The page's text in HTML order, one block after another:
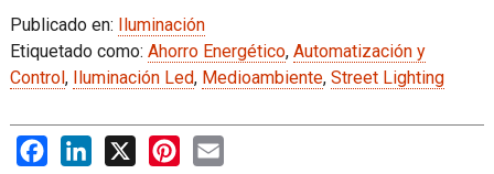
Publicado en: Iluminación
Etiquetado como: Ahorro Energético, Automatización y
Control, Iluminación Led, Medioambiente, Street Lighting
FacebookLinkedIn
X PinterestEmail